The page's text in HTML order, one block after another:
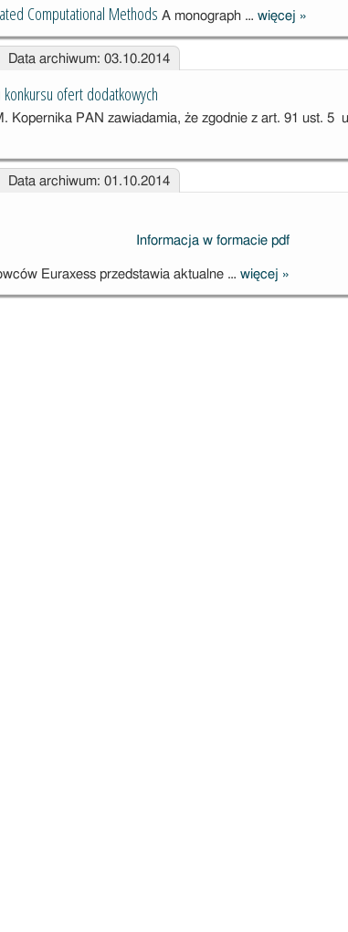
Computational Methods A monograph … więcej »
Data archiwum: 03.10.2014
ofert dodatkowych
Kopernika PAN zawiadamia, że zgodnie z art. 91 ust. 5
Data archiwum: 01.10.2014
Informacja w formacie pdf
Euraxess przedstawia aktualne … więcej Zewnętrzne
»